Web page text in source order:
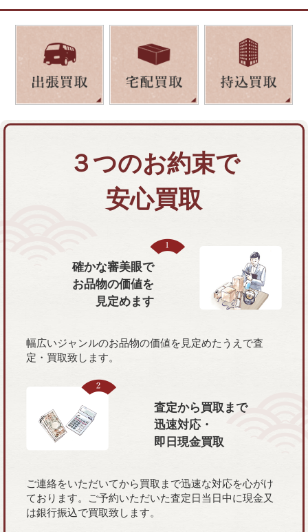
３つのお約束で
安心買取
確かな審美眼で
お品物の価値を
見定めます
幅広いジャンルのお品物の価値を見定めたうえで査
定・買取致します。
査定から買取まで
迅速対応・
即日現金買取
ご連絡をいただいてから買取まで迅速な対応を心がけ
ております。ご予約いただいた査定日当日中に現金又
は銀行振込で買取致します。